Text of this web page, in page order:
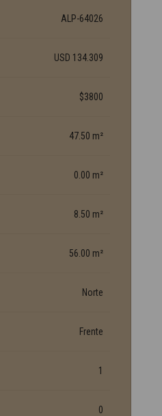
ALP-64026
USD 134.309
$3800
47.50 m²
0.00 m²
8.50 m²
56.00 m²
Norte
Frente
1
0